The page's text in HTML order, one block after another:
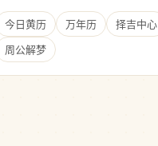
今日黄历 万年历
择吉中心
周公解梦